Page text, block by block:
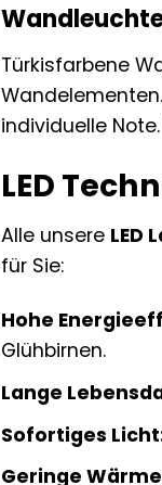
Türkisfarbene
individuelle
LED
Alle unsere LED
für Sie:
Hohe
Glühbirnen.
Lange
Sofortiges
Geringe